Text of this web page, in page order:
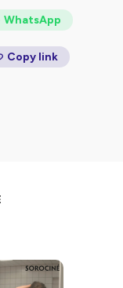
de-
WhatsApp
Copy link